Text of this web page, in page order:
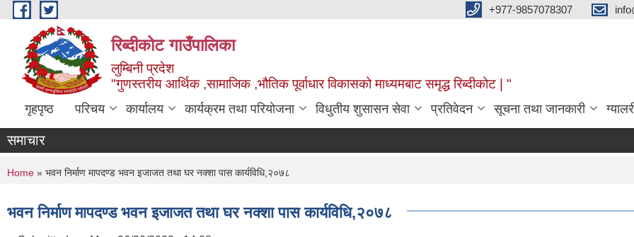
Skip to main content +977-9857078307
रिब्दीकोट गाउँपालिका
लुम्बिनी प्रदेश
"गुणस्तरीय आर्थिक ,सामाजिक ,भौतिक पूर्वाधार विकासको माध्यमबाट समृद्ध रिब्दीकोट | "
गृहपृष्ठ परिचय कार्यालय कार्यक्रम तथा परियोजना विधुतीय शुसासन सेवा प्रतिवेदन सूचना तथा जानकारी
समाचार
You are here
Home » भवन निर्माण मापदण्ड भवन इजाजत तथा घर नक्शा पास कार्यविधि,२०७८
भवन निर्माण मापदण्ड भवन इजाजत तथा घर नक्शा पास कार्यविधि,२०७८